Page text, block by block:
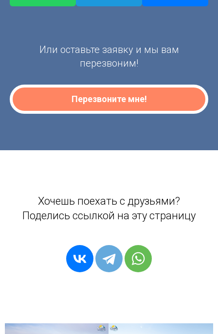
Или оставьте заявку и мы вам
перезвоним!
Перезвоните мне!
Хочешь поехать с друзьями?
Поделись ссылкой на эту страницу